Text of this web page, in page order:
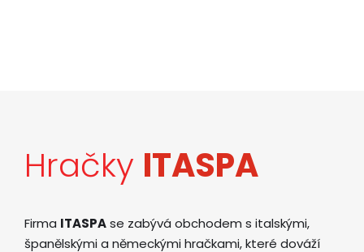
Hračky ITASPA
Firma ITASPAse zabývá obchodem s italskými,
španělskými a německými hračkami, které dováží